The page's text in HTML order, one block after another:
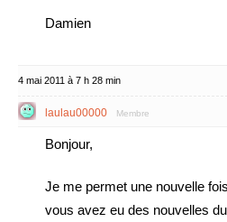
Damien
4 mai 2011 à 7 h 28 min
laulau00000 Membre
Bonjour,
Je me permet une nouvelle
vous avez eu des nouvelles